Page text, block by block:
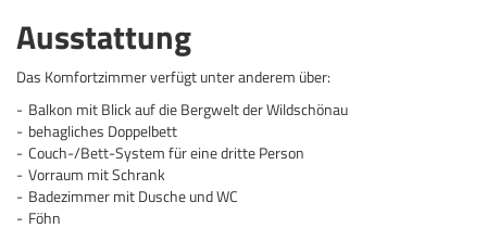
Ausstattung
Das Komfortzimmer verfügt unter anderem über:
Balkon mit Blick auf die Bergwelt der Wildschönau
behagliches Doppelbett
Couch-/Bett-System für eine dritte Person
Vorraum mit Schrank
Badezimmer mit Dusche und WC
Föhn